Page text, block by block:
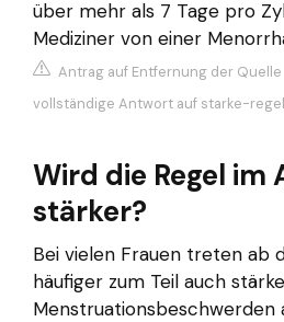
über mehr als 7 Tage pro
Mediziner von einer
Antrag auf Entfernung der Quelle
vollständige Antwort auf starke-
Wird die Regel im
stärker?
Bei vielen Frauen treten ab
häufiger zum Teil auch
Menstruationsbeschwerden